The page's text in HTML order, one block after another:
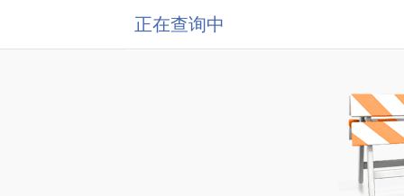
正在查询中